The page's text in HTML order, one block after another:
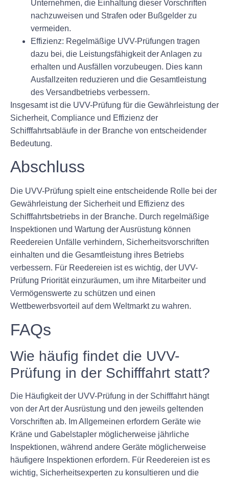
Unternehmen, die Einhaltung dieser Vorschriften
nachzuweisen und Strafen oder Bußgelder zu
vermeiden.
Effizienz: Regelmäßige UVV-Prüfungen tragen
dazu bei, die Leistungsfähigkeit der Anlagen zu
erhalten und Ausfällen vorzubeugen. Dies kann
Ausfallzeiten reduzieren und die Gesamtleistung
des Versandbetriebs verbessern.
Insgesamt ist die UVV-Prüfung für die Gewährleistung der
Sicherheit, Compliance und Effizienz der
Schifffahrtsabläufe in der Branche von entscheidender
Bedeutung.
Abschluss
Die UVV-Prüfung spielt eine entscheidende Rolle bei der
Gewährleistung der Sicherheit und Effizienz des
Schifffahrtsbetriebs in der Branche. Durch regelmäßige
Inspektionen und Wartung der Ausrüstung können
Reedereien Unfälle verhindern, Sicherheitsvorschriften
einhalten und die Gesamtleistung ihres Betriebs
verbessern. Für Reedereien ist es wichtig, der UVV-
Prüfung Priorität einzuräumen, um ihre Mitarbeiter und
Vermögenswerte zu schützen und einen
Wettbewerbsvorteil auf dem Weltmarkt zu wahren.
FAQs
Wie häufig findet die UVV-
Prüfung in der Schifffahrt statt?
Die Häufigkeit der UVV-Prüfung in der Schifffahrt hängt
von der Art der Ausrüstung und den jeweils geltenden
Vorschriften ab. Im Allgemeinen erfordern Geräte wie
Kräne und Gabelstapler möglicherweise jährliche
Inspektionen, während andere Geräte möglicherweise
häufigere Inspektionen erfordern. Für Reedereien ist es
wichtig, Sicherheitsexperten zu konsultieren und die